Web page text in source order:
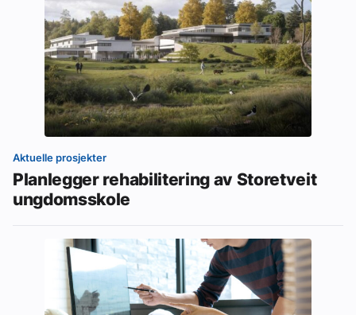
Aktuelle prosjekter
Planlegger rehabilitering av Storetveit
ungdomsskole